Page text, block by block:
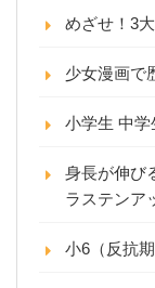
めざせ！3
少女漫画で
小学生 中学
身長が伸び
ラステンア
小6（反抗